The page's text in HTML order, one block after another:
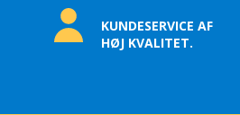
KUNDESERVICE AF
HØJ KVALITET.